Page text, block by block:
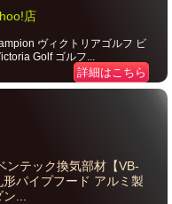
店
ヴィクトリアゴルフ ビ
Golf ゴルフ...
詳細はこちら
ンテック換気部材【VB-
パイプフード アルミ製
...